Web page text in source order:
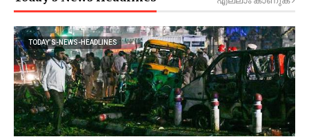
TODAY’S-NEWS-HEADLINES